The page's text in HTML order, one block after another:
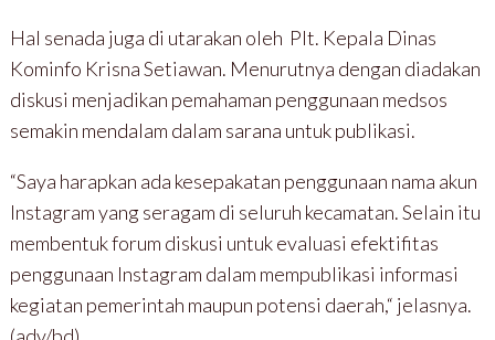
Hal senada juga di utarakan oleh Plt. Kepala Dinas
Kominfo Krisna Setiawan. Menurutnya dengan diadakan
diskusi menjadikan pemahaman penggunaan medsos
semakin mendalam dalam sarana untuk publikasi.
“Saya harapkan ada kesepakatan penggunaan nama akun
Instagram yang seragam di seluruh kecamatan. Selain itu
membentuk forum diskusi untuk evaluasi efektifitas
penggunaan Instagram dalam mempublikasi informasi
kegiatan pemerintah maupun potensi daerah,“ jelasnya.